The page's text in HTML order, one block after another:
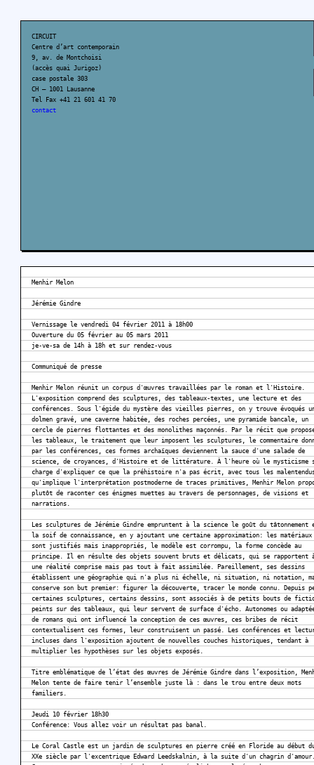
CIRCUIT
Centre d’art contemporain
9, av. de Montchoisi
(accès quai Jurigoz)
case postale 303
CH – 1001 Lausanne
Tel Fax +41 21 601 41 70
contact
Menhir Melon
Jérémie Gindre
Vernissage le vendredi 04 février 2011 à 18h00
Ouverture du 05 février au 05 mars 2011
je-ve-sa de 14h à 18h et sur rendez-vous
Communiqué de presse
Menhir Melon réunit un corpus d'œuvres travaillées par le roman et l'Histoire.
L'exposition comprend des sculptures, des tableaux-textes, une lecture et des
conférences. Sous l'égide du mystère des vieilles pierres, on y trouve évoqués
dolmen gravé, une caverne habitée, des roches percées, une pyramide bancale, un
cercle de pierres flottantes et des monolithes maçonnés. Par le récit que
les tableaux, le traitement que leur imposent les sculptures, le commentaire
par les conférences, ces formes archaïques deviennent la sauce d'une salade de
science, de croyances, d'Histoire et de littérature. À l'heure où le mysticisme
charge d'expliquer ce que la préhistoire n'a pas écrit, avec tous les
qu'implique l'interprétation postmoderne de traces primitives, Menhir Melon
plutôt de raconter ces énigmes muettes au travers de personnages, de visions et
narrations.
Les sculptures de Jérémie Gindre empruntent à la science le goût du tâtonnement
la soif de connaissance, en y ajoutant une certaine approximation: les matériaux
sont justifiés mais inappropriés, le modèle est corrompu, la forme concède au
principe. Il en résulte des objets souvent bruts et délicats, qui se rapportent
une réalité comprise mais pas tout à fait assimilée. Pareillement, ses dessins
établissent une géographie qui n'a plus ni échelle, ni situation, ni notation,
conserve son but premier: figurer la découverte, tracer le monde connu. Depuis
certaines sculptures, certains dessins, sont associés à de petits bouts de
peints sur des tableaux, qui leur servent de surface d'écho. Autonomes ou
de romans qui ont influencé la conception de ces œuvres, ces bribes de récit
contextualisent ces formes, leur construisent un passé. Les conférences et
incluses dans l'exposition ajoutent de nouvelles couches historiques, tendant à
multiplier les hypothèses sur les objets exposés.
Titre emblématique de l’état des œuvres de Jérémie Gindre dans l’exposition,
Melon tente de faire tenir l’ensemble juste là : dans le trou entre deux mots
familiers.
Jeudi 10 février 18h30
Conférence: Vous allez voir un résultat pas banal.
Le Coral Castle est un jardin de sculptures en pierre créé en Floride au début
XXe siècle par l'excentrique Edward Leedskalnin, à la suite d'un chagrin